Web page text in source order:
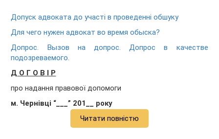
Допуск адвоката до участі в проведенні обшуку
Для чего нужен адвокат во время обыска?
Допрос. Вызов на допрос. Допрос в качестве
подозреваемого.
Д О Г О В І Р
про надання правової допомоги
м. Чернівці “___” 201__ року
Читати повністю